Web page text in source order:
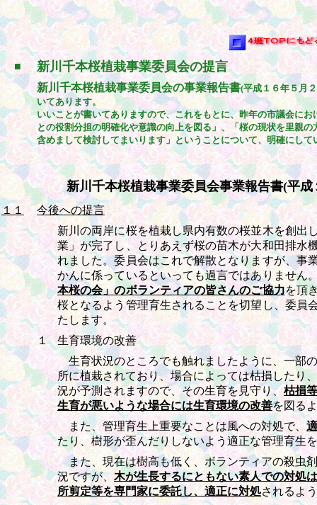
■ 新川千本桜植栽事業委員会の提言
新川千本桜植栽事業委員会の事業報告書(平成１６年５月
いてあります。
いいことが書いてありますので、これをもとに、昨年の市議会に
との役割分担の明確化や意識の向上を図る」、「桜の現状を里親
含めまして検討してまいります」ということについて、明確にして
新川千本桜植栽事業委員会事業報告書(平成
１１
今後への提言
新川の両岸に桜を植栽し県内有数の桜並木を創出
業」が完了し、とりあえず桜の苗木が大和田排水
れました。委員会はこれで解散となりますが、事
かんに係っているといっても過言ではありません
本桜の会」のボランティアの皆さんのご協力を頂
桜となるよう管理育生されることを切望し、委員
たします。
１
生育環境の改善
生育状況のところでも触れましたように、一部
所に植栽されており、場合によっては枯損したり
況が予測されますので、その生育を見守り、枯損
生育が悪いような場合には生育環境の改善を図る
また、管理育生上重要なことは風への対処で、
たり、樹形が歪んだりしないよう適正な管理育生
また、現在は樹高も低く、ボランティアの殺虫
況ですが、木が生長するにともない素人での対処
所剪定等を専門家に委託し、適正に対処されるよ